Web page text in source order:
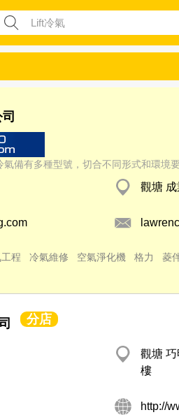
備有多種型號，切合不同形式和環境要
觀塘
程 冷氣維修 空氣淨化機 格力 菱
分店
觀塘
樓
http://